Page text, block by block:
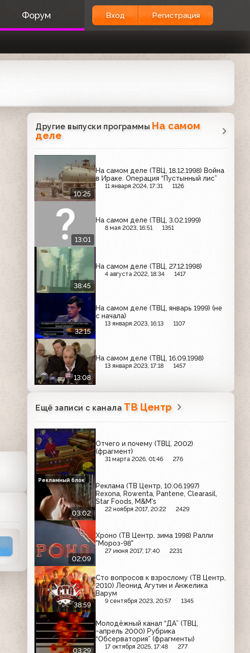
Форум Вход Регистрация
Другие выпуски программы На самом
деле
10:25
На самом деле (ТВЦ, 18.12.1998) Война
в Ираке. Операция “Пустынный лис”
11 января 2024, 17:31 1126
13:01
На самом деле (ТВЦ, 3.02.1999)
8 мая 2023, 16:51 1351
38:45
На самом деле (ТВЦ, 27.12.1998)
4 августа 2022, 18:34 1417
32:15
На самом деле (ТВЦ, январь 1999) (не
с начала)
13 января 2023, 16:13 1107
13:08
На самом деле (ТВЦ, 16.09.1998)
13 января 2023, 17:18 1457
Ещё записи с канала ТВ Центр
Отчего и почему (ТВЦ, 2002)
(фрагмент)
31 марта 2026, 01:46 276
03:02
Реклама (ТВ Центр, 10.06.1997)
Rexona, Rowenta, Pantene, Clearasil,
Star Foods, M&M's
22 ноября 2017, 20:22 2429
Рекламный блок
02:09
Хроно (ТВ Центр, зима 1998) Ралли
"Мороз-98"
27 июня 2017, 17:40 2231
38:59
Сто вопросов к взрослому (ТВ Центр,
2010) Леонид Агутин и Анжелика
Варум
9 сентября 2023, 20:57 1345
03:29
Молодёжный канал “ДА” (ТВЦ,
~апрель 2000) Рубрика
“Обсерватория” (фрагменты)
17 октября 2025, 17:48 277